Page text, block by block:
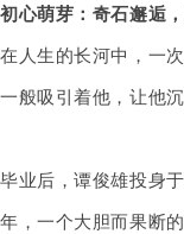
初心萌芽：奇石邂逅
在人生的长河中，一
一般吸引着他，让他
毕业后，谭俊雄投身
年，一个大胆而果断